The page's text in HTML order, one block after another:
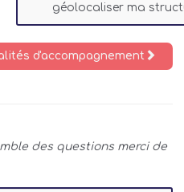
géolocaliser ma
d'accompagnement
des questions merci de